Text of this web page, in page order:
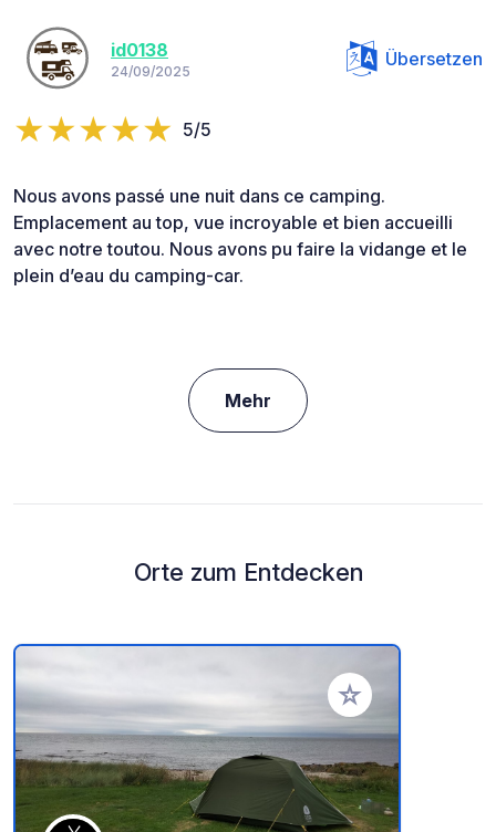
id0138
24/09/2025
Übersetzen
5/5
Nous avons passé une nuit dans ce camping.
Emplacement au top, vue incroyable et bien accueilli
avec notre toutou. Nous avons pu faire la vidange et le
plein d’eau du camping-car.
Mehr
Orte zum Entdecken
Zu Ihren Favoriten